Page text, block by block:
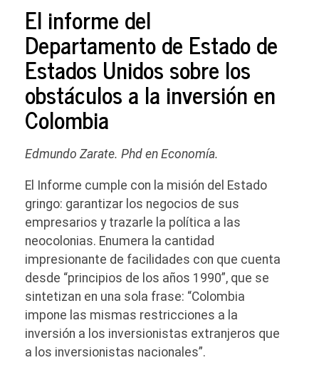
El informe del
Departamento de Estado de
Estados Unidos sobre los
obstáculos a la inversión en
Colombia
Edmundo Zarate. Phd en Economía.
El Informe cumple con la misión del Estado
gringo: garantizar los negocios de sus
empresarios y trazarle la política a las
neocolonias. Enumera la cantidad
impresionante de facilidades con que cuenta
desde “principios de los años 1990”, que se
sintetizan en una sola frase: “Colombia
impone las mismas restricciones a la
inversión a los inversionistas extranjeros que
a los inversionistas nacionales”.